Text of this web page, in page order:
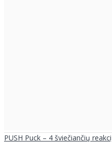
PUSH Puck – 4 šviečiančių